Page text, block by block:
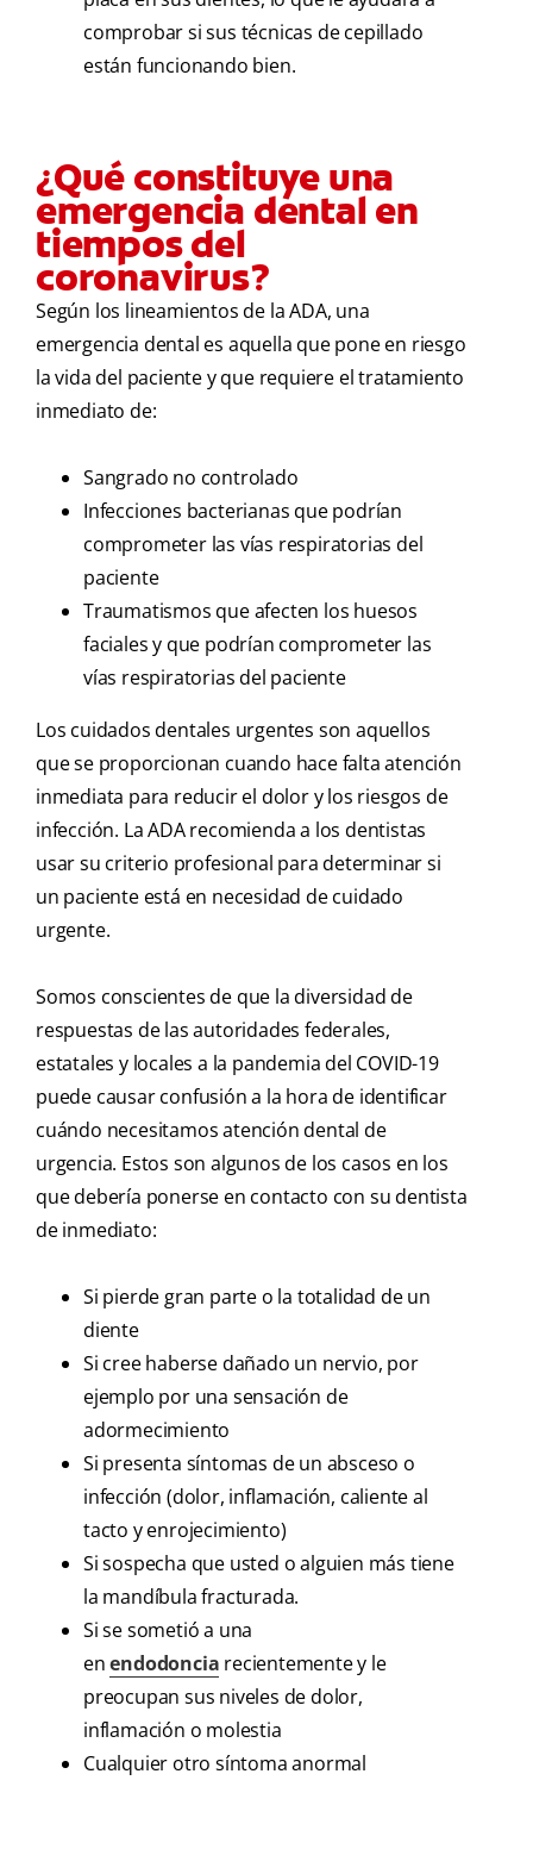
comprobar si sus técnicas de cepillado
están funcionando bien.
¿Qué constituye una
emergencia dental en
tiempos del
coronavirus?
Según los lineamientos de la ADA, una
emergencia dental es aquella que pone en riesgo
la vida del paciente y que requiere el tratamiento
inmediato de:
Sangrado no controlado
Infecciones bacterianas que podrían
comprometer las vías respiratorias del
paciente
Traumatismos que afecten los huesos
faciales y que podrían comprometer las
vías respiratorias del paciente
Los cuidados dentales urgentes son aquellos
que se proporcionan cuando hace falta atención
inmediata para reducir el dolor y los riesgos de
infección. La ADA recomienda a los dentistas
usar su criterio profesional para determinar si
un paciente está en necesidad de cuidado
urgente.
Somos conscientes de que la diversidad de
respuestas de las autoridades federales,
estatales y locales a la pandemia del COVID-19
puede causar confusión a la hora de identificar
cuándo necesitamos atención dental de
urgencia. Estos son algunos de los casos en los
que debería ponerse en contacto con su dentista
de inmediato:
Si pierde gran parte o la totalidad de un
diente
Si cree haberse dañado un nervio, por
ejemplo por una sensación de
adormecimiento
Si presenta síntomas de un absceso o
infección (dolor, inflamación, caliente al
tacto y enrojecimiento)
Si sospecha que usted o alguien más tiene
la mandíbula fracturada.
Si se sometió a una
enendodoncia recientemente y le
preocupan sus niveles de dolor,
inflamación o molestia
Cualquier otro síntoma anormal